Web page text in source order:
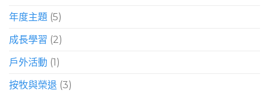
年度主題 (5)
成長學習 (2)
戶外活動 (1)
按牧與榮退 (3)